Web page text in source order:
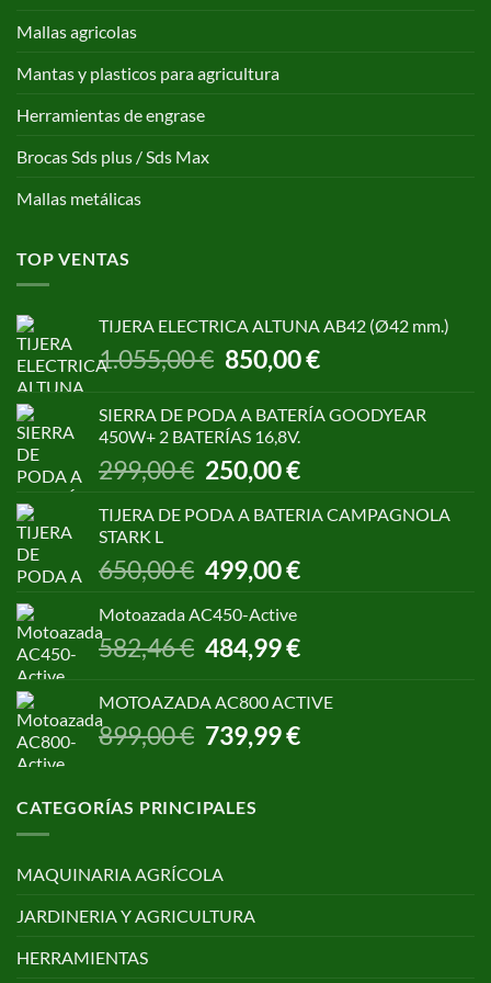
Mallas agricolas
Mantas y plasticos para agricultura
Herramientas de engrase
Brocas Sds plus / Sds Max
Mallas metálicas
TOP VENTAS
TIJERA ELECTRICA ALTUNA AB42 (Ø42 mm.)
1.055,00€ El
precio
era:
1.055,00 €.
850,00€El
es:
SIERRA DE PODA A BATERÍA GOODYEAR
450W+ 2 BATERÍAS 16,8V.
299,00€ El
precio
original
299,00 €.
250,00€El
actual
250,00 €.
TIJERA DE PODA A BATERIA CAMPAGNOLA
STARK L
650,00€
El
precio
original
650,00 €.
499,00€El
499,00 €.
Motoazada AC450-Active
582,46€
El
precio
era:
582,46 €.
484,99€El
es:
484,99 €.
MOTOAZADA AC800 ACTIVE
899,00€ El
precio
era:
739,99€El
CATEGORÍAS PRINCIPALES
MAQUINARIA AGRÍCOLA
JARDINERIA Y AGRICULTURA
HERRAMIENTAS